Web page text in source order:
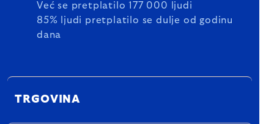
Već se pretplatilo 177 000 ljudi
85% ljudi pretplatilo se dulje od godinu
dana
TRGOVINA